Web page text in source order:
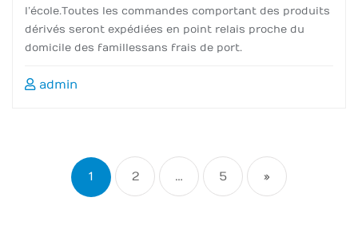
l’école.Toutes les commandes comportant des produits
dérivés seront expédiées en point relais proche du
domicile des familles sans frais de port.
admin
Navigation
des
articles
1 2 … 5 »